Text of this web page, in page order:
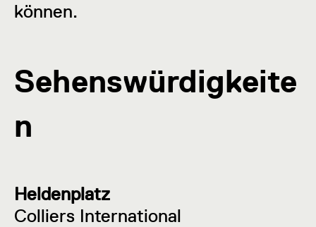
können.
Sehenswürdigkeite
n
Heldenplatz
Colliers International